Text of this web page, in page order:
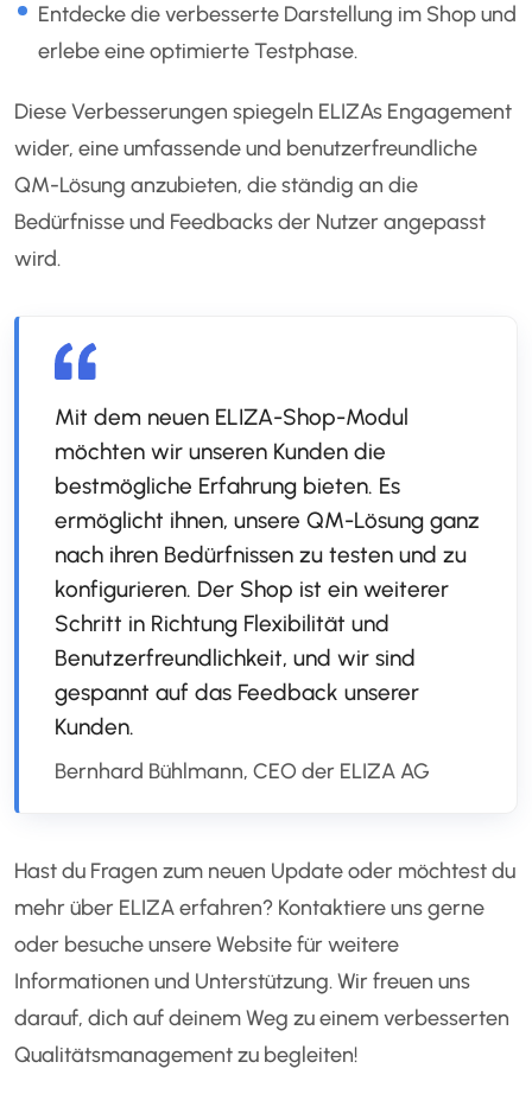
Entdecke die verbesserte Darstellung im Shop und
erlebe eine optimierte Testphase.
Diese Verbesserungen spiegeln ELIZAs Engagement
wider, eine umfassende und benutzerfreundliche
QM-Lösung anzubieten, die ständig an die
Bedürfnisse und Feedbacks der Nutzer angepasst
wird.
Mit dem neuen ELIZA-Shop-Modul
möchten wir unseren Kunden die
bestmögliche Erfahrung bieten. Es
ermöglicht ihnen, unsere QM-Lösung ganz
nach ihren Bedürfnissen zu testen und zu
konfigurieren. Der Shop ist ein weiterer
Schritt in Richtung Flexibilität und
Benutzerfreundlichkeit, und wir sind
gespannt auf das Feedback unserer
Kunden.
Bernhard Bühlmann, CEO der ELIZA AG
Hast du Fragen zum neuen Update oder möchtest du
mehr über ELIZA erfahren? Kontaktiere uns gerne
oder besuche unsere Website für weitere
Informationen und Unterstützung. Wir freuen uns
darauf, dich auf deinem Weg zu einem verbesserten
Qualitätsmanagement zu begleiten!